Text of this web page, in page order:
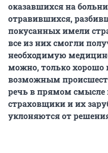
оказавшихся на
отравившихся,
покусанных имели
все из них смогли
необходимую
можно, только хорошо
возможным
речь в прямом смысле
страховщики и их
уклоняются от